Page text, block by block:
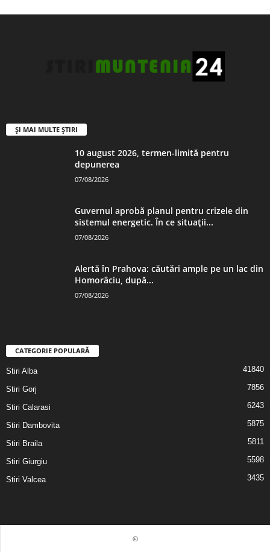
ȘI MAI MULTE ȘTIRI
10 august 2026, termen-limită pentru
depunerea
07/08/2026
Guvernul aprobă planul pentru crizele din
sistemul energetic. În ce situații...
07/08/2026
Alertă în Prahova: căutări ample pe un lac din
Homorâciu, după...
07/08/2026
CATEGORIE POPULARĂ
Stiri Alba 41840
Stiri Gorj 7856
Stiri Calarasi 6243
Stiri Dambovita 5875
Stiri Braila 5811
Stiri Giurgiu 5598
Stiri Valcea 3435
©